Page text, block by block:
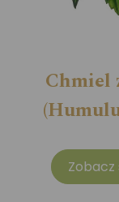
Chmiel
Zobacz